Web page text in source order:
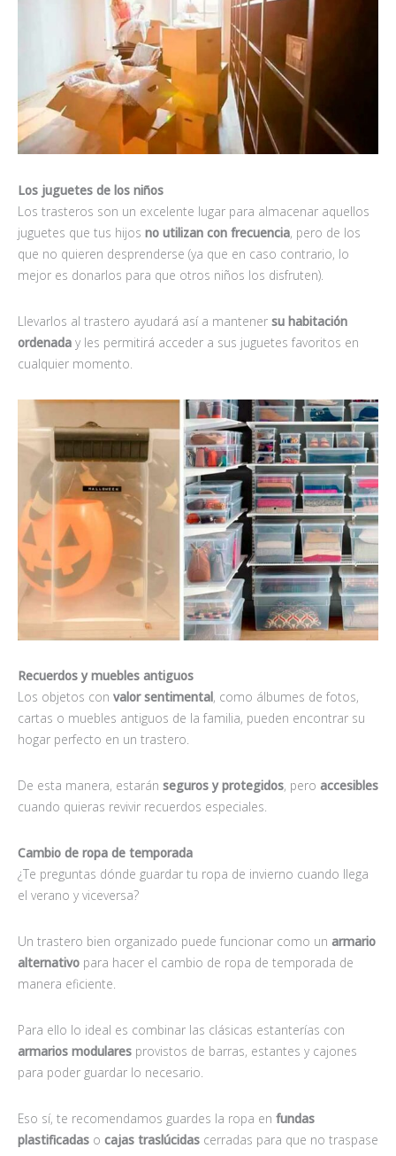
Los juguetes de los niños
Los trasteros son un excelente lugar para almacenar aquellos
juguetes que tus hijos no utilizan con frecuencia, pero de los
que no quieren desprenderse (ya que en caso contrario, lo
mejor es donarlos para que otros niños los disfruten).
Llevarlos al trastero ayudará así a mantener su habitación
ordenada y les permitirá acceder a sus juguetes favoritos en
cualquier momento.
Recuerdos y muebles antiguos
Los objetos con valor sentimental, como álbumes de fotos,
cartas o muebles antiguos de la familia, pueden encontrar su
hogar perfecto en un trastero.
De esta manera, estarán seguros y protegidos, pero accesibles
cuando quieras revivir recuerdos especiales.
Cambio de ropa de temporada
¿Te preguntas dónde guardar tu ropa de invierno cuando llega
el verano y viceversa?
Un trastero bien organizado puede funcionar como un armario
alternativo para hacer el cambio de ropa de temporada de
manera eficiente.
Para ello lo ideal es combinar las clásicas estanterías con
armarios modulares provistos de barras, estantes y cajones
para poder guardar lo necesario.
Eso sí, te recomendamos guardes la ropa en fundas
plastificadas o cajas traslúcidas cerradas para que no traspase